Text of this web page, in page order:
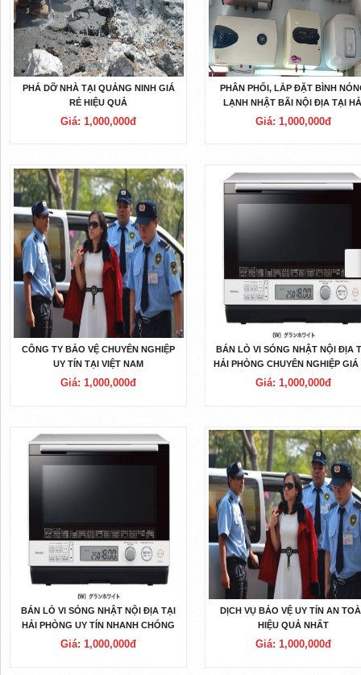
PHÁ DỠ NHÀ TẠI QUẢNG NINH GIÁ
RẺ HIỆU QUẢ
Giá: 1,000,000đ
PHÂN PHỐI, LẮP ĐẶT BÌNH
LẠNH NHẬT BÃI NỘI ĐỊA TẠI
PHÒNG
Giá: 1,000,000đ
CÔNG TY BẢO VỆ CHUYÊN NGHIỆP
UY TÍN TẠI VIỆT NAM
Giá: 1,000,000đ
BÁN LÒ VI SÓNG NHẬT NỘI ĐỊA
HẢI PHÒNG CHUYÊN NGHIỆP GIÁ
Giá: 1,000,000đ
BÁN LÒ VI SÓNG NHẬT NỘI ĐỊA TẠI
HẢI PHÒNG UY TÍN NHANH CHÓNG
Giá: 1,000,000đ
DỊCH VỤ BẢO VỆ UY TÍN AN
HIỆU QUẢ NHẤT
Giá: 1,000,000đ